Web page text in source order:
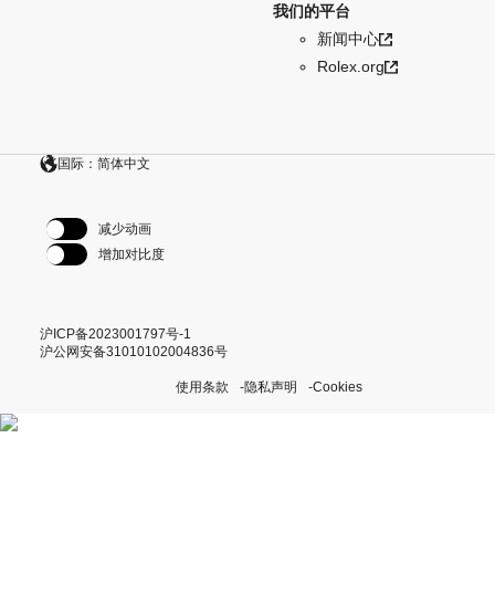
我们的平台
新闻中心
Rolex.org
国际：简体中文
减少动画
增加对比度
沪ICP备2023001797号-1
沪公网安备31010102004836号
使用条款 隐私声明 Cookies